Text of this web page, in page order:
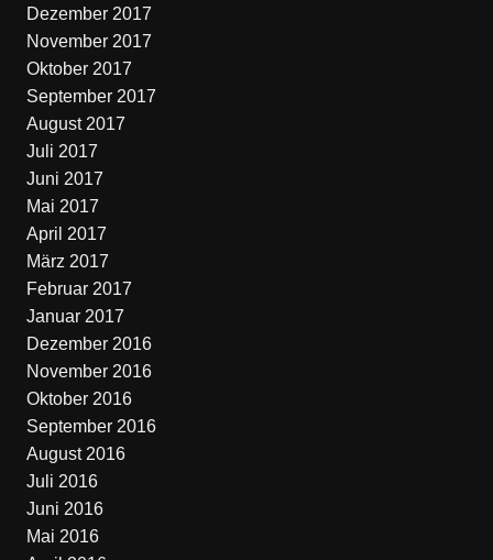
Dezember 2017
November 2017
Oktober 2017
September 2017
August 2017
Juli 2017
Juni 2017
Mai 2017
April 2017
März 2017
Februar 2017
Januar 2017
Dezember 2016
November 2016
Oktober 2016
September 2016
August 2016
Juli 2016
Juni 2016
Mai 2016